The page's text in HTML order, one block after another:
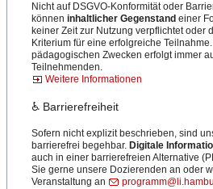
Nicht auf DSGVO-Konformität oder
können inhaltlicher Gegenstand einer
keiner Zeit zur Nutzung verpflichtet oder
Kriterium für eine erfolgreiche
pädagogischen Zwecken erfolgt immer
Teilnehmenden.
Weitere Informationen
♿ Barrierefreiheit
Sofern nicht explizit beschrieben, sind
barrierefrei begehbar. Digitale
auch in einer barrierefreien Alternative
Sie gerne unsere Dozierenden an oder
Veranstaltung an